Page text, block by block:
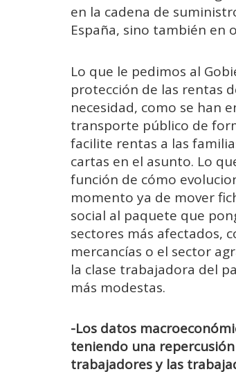
en la cadena de
España, sino también en
Lo que le pedimos al
protección de las rentas
necesidad, como se han
transporte público de
facilite rentas a las
cartas en el asunto. Lo
función de cómo
momento ya de mover
social al paquete que
sectores más afectados,
mercancías o el sector
la clase trabajadora del
más modestas.
-Los datos
teniendo una
trabajadores y las